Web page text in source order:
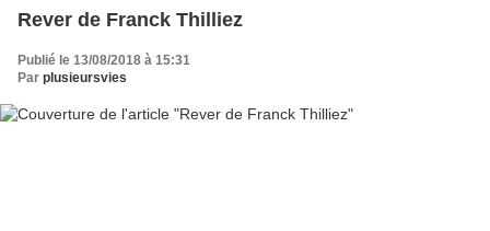
Rever de Franck Thilliez
Publié le 13/08/2018 à 15:31
Par plusieursvies